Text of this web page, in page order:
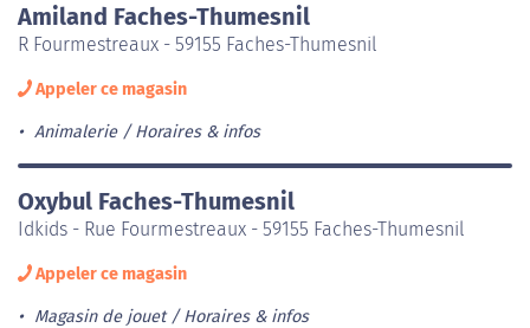
Amiland Faches-Thumesnil
R Fourmestreaux - 59155 Faches-Thumesnil
Appeler ce magasin
Animalerie Horaires & infos
Oxybul Faches-Thumesnil
Idkids - Rue Fourmestreaux - 59155 Faches-Thumesnil
Appeler ce magasin
Magasin de jouet Horaires & infos